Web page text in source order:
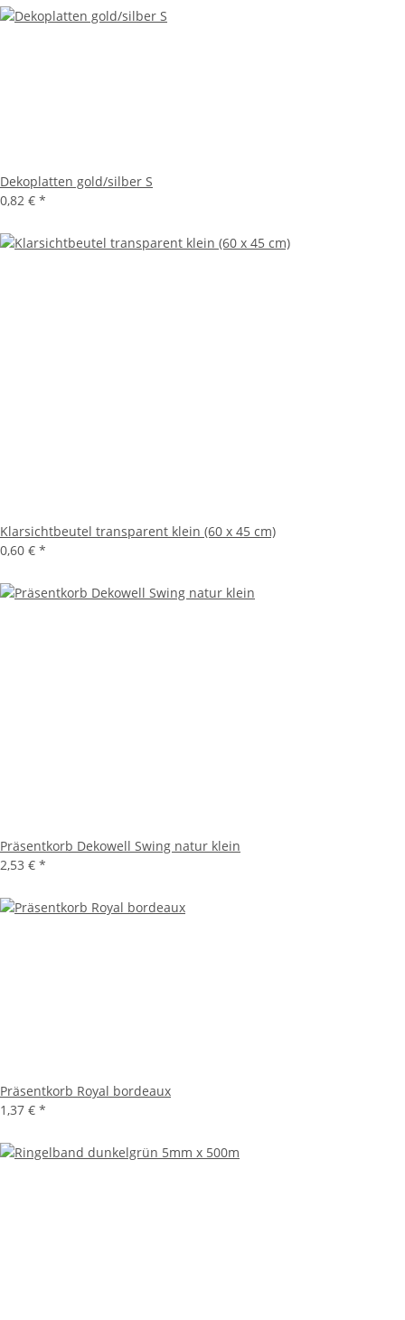
Dekoplatten gold/silber S
0,82 € *
Klarsichtbeutel transparent klein (60 x 45 cm)
0,60 € *
Präsentkorb Dekowell Swing natur klein
2,53 € *
Präsentkorb Royal bordeaux
1,37 € *